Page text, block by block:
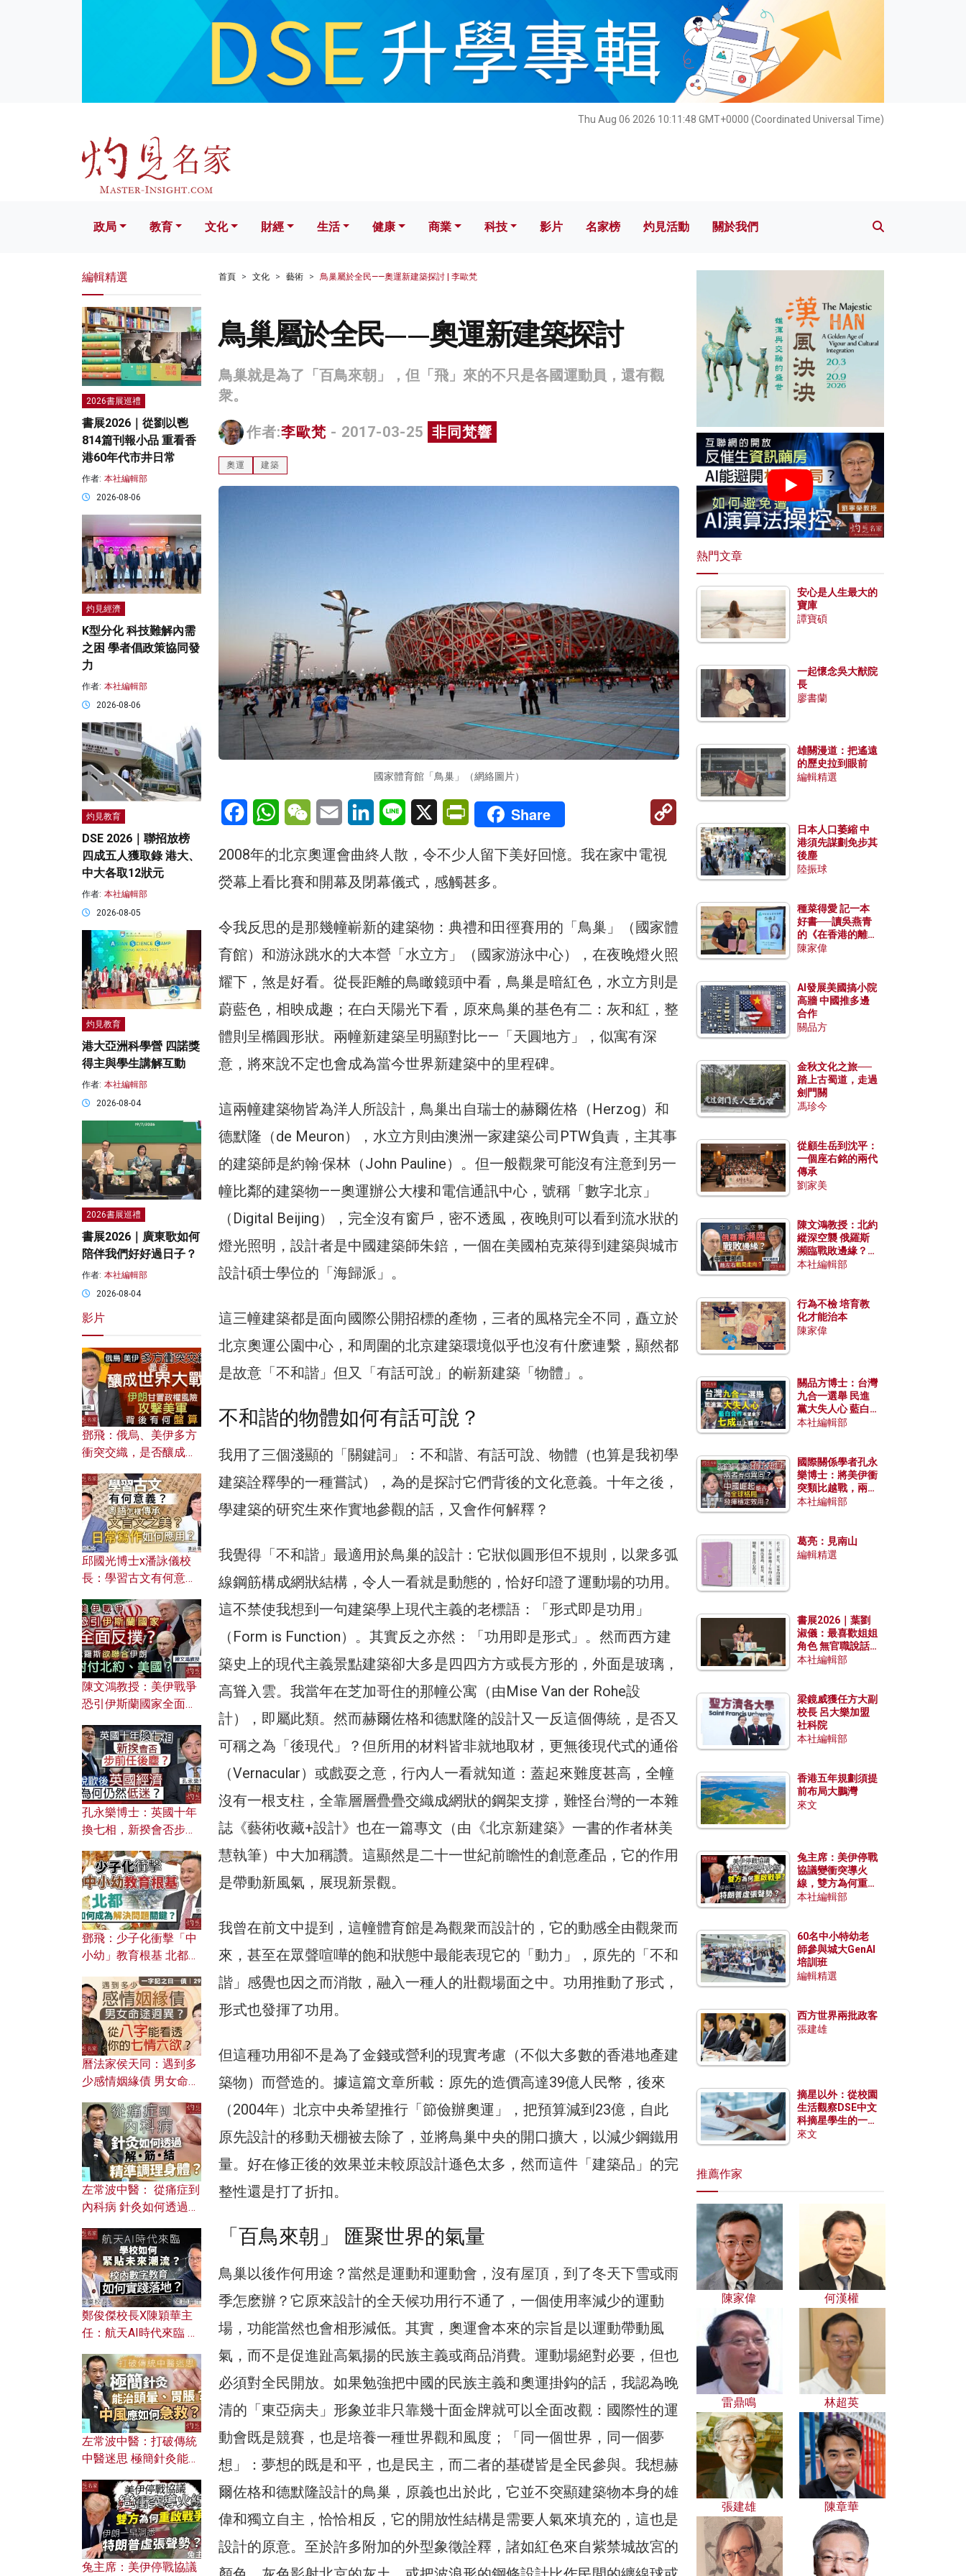
Thu Aug 06 2026 10:11:49 GMT+0000 (Coordinated Universal Time)
文化 財經 生活 健康 科技 影片 名家榜 灼見活動 關於我們
政局 教育 文化 財經 生活 健康 商業 科技 影片 名家榜 灼見活動 關於我們
首頁 文化 藝術 鳥巢屬於全民——奧運新建築探討 | 李歐梵
鳥巢屬於全民——奧運新建築探討
鳥巢就是為了「百鳥來朝」，但「飛」來的不只是各國運動員，還有觀
衆。
作者:李歐梵 - 2017-03-25 非同梵響
奧運 建築
國家體育館「鳥巢」（網絡圖片）
FacebookWhatsAppWeChatEmail LinkedInLine X PrintFriendly
Share
Copy
2008年的北京奧運會曲終人散，令不少人留下美好回憶。我在家中電視
熒幕上看比賽和開幕及閉幕儀式，感觸甚多。
令我反思的是那幾幢嶄新的建築物：典禮和田徑賽用的「鳥巢」（國家體
育館）和游泳跳水的大本營「水立方」（國家游泳中心），在夜晚燈火照
耀下，煞是好看。從長距離的鳥瞰鏡頭中看，鳥巢是暗紅色，水立方則是
蔚藍色，相映成趣；在白天陽光下看，原來鳥巢的基色有二：灰和紅，整
體則呈橢圓形狀。兩幢新建築呈明顯對比——「天圓地方」，似寓有深
意，將來說不定也會成為當今世界新建築中的里程碑。
這兩幢建築物皆為洋人所設計，鳥巢出自瑞士的赫爾佐格（Herzog）和
德默隆（de Meuron），水立方則由澳洲一家建築公司PTW負責，主其事
的建築師是約翰·保林（John Pauline）。但一般觀衆可能沒有注意到另一
幢比鄰的建築物——奧運辦公大樓和電信通訊中心，號稱「數字北京」
（Digital Beijing），完全沒有窗戶，密不透風，夜晚則可以看到流水狀的
燈光照明，設計者是中國建築師朱錇，一個在美國柏克萊得到建築與城市
設計碩士學位的「海歸派」。
這三幢建築都是面向國際公開招標的產物，三者的風格完全不同，矗立於
北京奧運公園中心，和周圍的北京建築環境似乎也沒有什麽連繫，顯然都
是故意「不和諧」但又「有話可說」的嶄新建築「物體」。
不和諧的物體如何有話可說？
我用了三個淺顯的「關鍵詞」：不和諧、有話可說、物體（也算是我初學
建築詮釋學的一種嘗試），為的是探討它們背後的文化意義。十年之後，
學建築的研究生來作實地參觀的話，又會作何解釋？
我覺得「不和諧」最適用於鳥巢的設計：它狀似圓形但不規則，以衆多弧
線鋼筋構成網狀結構，令人一看就是動態的，恰好印證了運動場的功用。
這不禁使我想到一句建築學上現代主義的老標語：「形式即是功用」
（Form is Function）。其實反之亦然：「功用即是形式」。然而西方建
築史上的現代主義景點建築卻大多是四四方方或長方形的，外面是玻璃，
高聳入雲。我當年在芝加哥住的那幢公寓（由Mise Van der Rohe設
計），即屬此類。然而赫爾佐格和德默隆的設計又一反這個傳統，是否又
可稱之為「後現代」？但所用的材料皆非就地取材，更無後現代式的通俗
（Vernacular）或戲耍之意，行內人一看就知道：蓋起來難度甚高，全幢
沒有一根支柱，全靠層層疊疊交織成網狀的鋼架支撐，難怪台灣的一本雜
誌《藝術收藏+設計》也在一篇專文（由《北京新建築》一書的作者林美
慧執筆）中大加稱讚。這顯然是二十一世紀前瞻性的創意產品，它的作用
是帶動新風氣，展現新景觀。
我曾在前文中提到，這幢體育館是為觀衆而設計的，它的動感全由觀衆而
來，甚至在眾聲喧嘩的飽和狀態中最能表現它的「動力」，原先的「不和
諧」感覺也因之而消散，融入一種人的壯觀場面之中。功用推動了形式，
形式也發揮了功用。
但這種功用卻不是為了金錢或營利的現實考慮（不似大多數的香港地產建
築物）而營造的。據這篇文章所載：原先的造價高達39億人民幣，後來
（2004年）北京中央希望推行「節儉辦奧運」，把預算減到23億，自此
原先設計的移動天棚被去除了，並將鳥巢中央的開口擴大，以減少鋼鐵用
量。好在修正後的效果並未較原設計遜色太多，然而這件「建築品」的完
整性還是打了折扣。
「百鳥來朝」 匯聚世界的氣量
鳥巢以後作何用途？當然是運動和運動會，沒有屋頂，到了冬天下雪或雨
季怎麽辦？它原來設計的全天候功用行不通了，一個使用率減少的運動
場，功能當然也會相形減低。其實，奧運會本來的宗旨是以運動帶動風
氣，而不是促進趾高氣揚的民族主義或商品消費。運動場絕對必要，但也
必須對全民開放。如果勉強把中國的民族主義和奧運掛鈎的話，我認為晚
清的「東亞病夫」形象並非只靠幾十面金牌就可以全面改觀：國際性的運
動會既是競賽，也是培養一種世界觀和風度；「同一個世界，同一個夢
想」：夢想的既是和平，也是民主，而二者的基礎皆是全民參與。我想赫
爾佐格和德默隆設計的鳥巢，原義也出於此，它並不突顯建築物本身的雄
偉和獨立自主，恰恰相反，它的開放性結構是需要人氣來填充的，這也是
設計的原意。至於許多附加的外型象徵詮釋，諸如紅色來自紫禁城故宮的
編輯精選
2026書展巡禮
書展2026｜從劉以鬯
814篇刊報小品 重看香
港60年代市井日常
作者: 本社編輯部
2026-08-06
灼見經濟
K型分化 科技難解內需
之困 學者倡政策協同發
力
作者: 本社編輯部
2026-08-06
灼見教育
DSE 2026｜聯招放榜
四成五人獲取錄 港大、
中大各取12狀元
作者: 本社編輯部
2026-08-05
灼見教育
港大亞洲科學營 四諾獎
得主與學生講解互動
作者: 本社編輯部
2026-08-04
2026書展巡禮
書展2026｜廣東歌如何
陪伴我們好好過日子？
作者: 本社編輯部
2026-08-04
影片
鄧飛：俄烏、美伊多方
衝突交織，是否釀成世
風險攻擊美軍，背後有
何盤算？
邱國光博士x潘詠儀校
長：學習古文有何意
文之美？ 日常寫作如何
應用？
陳文鴻教授：美伊戰爭
恐引伊斯蘭國家全面反
對付北約美國？
孔永樂博士：英國十年
換七相，新揆會否步前
濟為何仍然低迷？
鄧飛：少子化衝擊「中
小幼」教育根基 北都如
曆法家侯天同：遇到多
少感情姻緣債 男女命途
的七情六欲？
左常波中醫： 從痛症到
內科病 針灸如何透過解
鄭俊傑校長X陳穎華主
任：航天AI時代來臨 學
校內數字教育如何實踐
落地？
左常波中醫：打破傳統
中醫迷思 極簡針灸能治
何急救？
兔主席：美伊停戰協議
熱門文章
安心是人生最大的
寶庫
譚寶碩
一起懷念吳大猷院
長
廖書蘭
雄關漫道：把遙遠
的歷史拉到眼前
編輯精選
日本人口萎縮 中
港須先謀劃免步其
後塵
陸振球
種菜得愛 記一本
好書──讀吳燕青
的《在香港的離島
種菜》
陳家偉
AI發展美國搞小院
高牆 中國推多邊
合作
關品方
金秋文化之旅──
踏上古蜀道，走過
劍門關
馮珍今
從顧生岳到沈平：
一個座右銘的兩代
傳承
劉家美
陳文鴻教授：北約
縱深空襲 俄羅斯
瀕臨戰敗邊緣？中
國零部件能左右戰
本社編輯部
行為不檢 培育教
化才能治本
陳家偉
關品方博士：台灣
九合一選舉 民進
黨大失人心 藍白
合作有望拿下七成
本社編輯部
國際關係學者孔永
樂博士：將美伊衝
突類比越戰，兩者
有何異同？中國崛
本社編輯部
葛亮：見南山
編輯精選
書展2026｜葉劉
淑儀：最喜歡姐姐
角色 無官職說話
包袱少
本社編輯部
梁鏡威獲任方大副
校長 呂大樂加盟
社科院
本社編輯部
香港五年規劃須提
前布局大鵬灣
來文
兔主席：美伊停戰
協議變衝突導火
線，雙方為何重啟
戰爭？伊朗一早洞
本社編輯部
60名中小特幼老
師參與城大GenAI
培訓班
編輯精選
西方世界兩批政客
張建雄
摘星以外：從校園
生活觀察DSE中文
科摘星學生的一點
特質
來文
推薦作家
陳家偉 何漢權
雷鼎鳴 林超英
張建雄 陳章華